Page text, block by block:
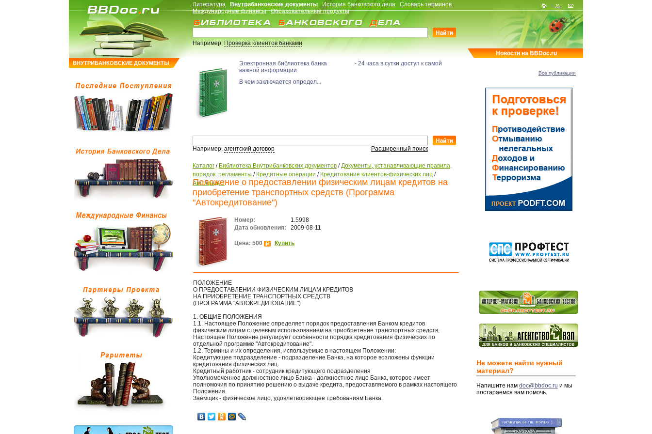
ВНУТРИБАНКОВСКИЕ ДОКУМЕНТЫ
Литература Внутрибанковские документы История банковского дела
Словарь терминов
Международные финансы
Образовательные продукты
Например,Проверка клиентов банками
Электронная библиотека банка - 24 часа в сутки доступ к самой
важной информации
В чем заключается определ...
Например, агентский договор Расширенный поиск
Каталог / Библиотека Внутрибанковских документов /Документы, устанавливающие правила,
порядок, регламенты / Кредитные операции / Кредитование клиентов-физических лиц /
Автокредит
Положение о предоставлении физическим лицам кредитов на
приобретение транспортных средств (Программа
"Автокредитование")
Номер:
1.5998
Дата обновления:
2009-08-11
Цена: 500 Купить
ПОЛОЖЕНИЕ
О ПРЕДОСТАВЛЕНИИ ФИЗИЧЕСКИМ ЛИЦАМ КРЕДИТОВ
НА ПРИОБРЕТЕНИЕ ТРАНСПОРТНЫХ СРЕДСТВ
(ПРОГРАММА "АВТОКРЕДИТОВАНИЕ")
1. ОБЩИЕ ПОЛОЖЕНИЯ
1.1. Настоящее Положение определяет порядок предоставления Банком кредитов
физическим лицам с целевым использованием на приобретение транспортных средств,
Настоящее Положение регулирует особенности порядка кредитования физических по
отдельной программе "Автокредитование".
1.2. Термины и их определения, используемые в настоящем Положении:
Кредитующее подразделение - подразделение Банка, на которое возложены функции
кредитования физических лиц.
Кредитный работник - сотрудник кредитующего подразделения
Уполномоченное должностное лицо Банка - должностное лицо Банка, которое имеет
полномочия по принятию решению о выдаче кредита, предоставляемого в рамках настоящего
Положения.
Заемщик - физическое лицо, удовлетворяющее требованиям Банка.
Новости на BBDoc.ru
Все публикации
Не можете найти нужный
материал?
Напишите нам doc@bbdoc.ru и мы
постараемся вам помочь.